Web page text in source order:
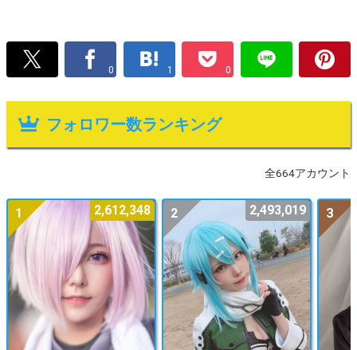
0 1 0
フォロワー数ランキング
全664アカウント
1 2,612,348 2 2,493,019 3